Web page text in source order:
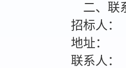
二、联
招标人：
地址：
联系人：